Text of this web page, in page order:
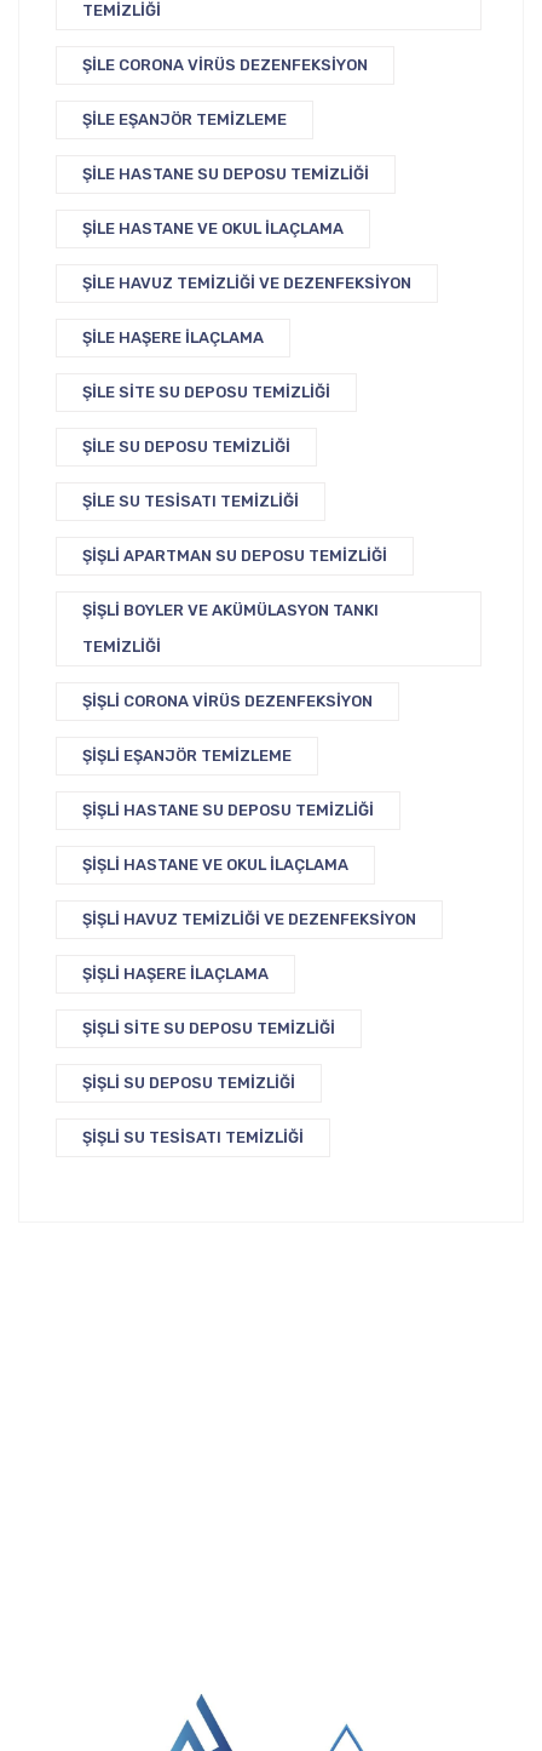
TEMIZLIĞI
ŞILE CORONA VIRÜS DEZENFEKSIYON
ŞILE EŞANJÖR TEMIZLEME
ŞILE HASTANE SU DEPOSU TEMIZLIĞI
ŞILE HASTANE VE OKUL İLAÇLAMA
ŞILE HAVUZ TEMIZLIĞI VE DEZENFEKSIYON
ŞILE HAŞERE İLAÇLAMA
ŞILE SITE SU DEPOSU TEMIZLIĞI
ŞILE SU DEPOSU TEMIZLIĞI
ŞILE SU TESISATI TEMIZLIĞI
ŞIŞLI APARTMAN SU DEPOSU TEMIZLIĞI
ŞIŞLI BOYLER VE AKÜMÜLASYON TANKI
TEMIZLIĞI
ŞIŞLI CORONA VIRÜS DEZENFEKSIYON
ŞIŞLI EŞANJÖR TEMIZLEME
ŞIŞLI HASTANE SU DEPOSU TEMIZLIĞI
ŞIŞLI HASTANE VE OKUL İLAÇLAMA
ŞIŞLI HAVUZ TEMIZLIĞI VE DEZENFEKSIYON
ŞIŞLI HAŞERE İLAÇLAMA
ŞIŞLI SITE SU DEPOSU TEMIZLIĞI
ŞIŞLI SU DEPOSU TEMIZLIĞI
ŞIŞLI SU TESISATI TEMIZLIĞI